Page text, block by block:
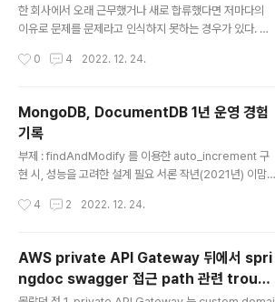
률이 매우 높으며, 아래와 같이 해결할 수 있다. 1. 주기적으
로 docker prune 을 한다. - EC2 를 launch 하는 데 사
한 회사에서 오래 근무했거나 새로 합류했다면 저마다의
이유로 문제를 문제라고 인식하지 못하는 경우가 있다. 최
래 걸리던 프로젝트가 있었는데, 최근에 원인을 파악하고
쓰도록 하기 - buildspec 에서 cache 할 파일들의 path
를 지정하고, CodeBuild project 에서 S3 cache 를 사
용하도록 하면 지정한 bucket&path 에 cache 파일이
생기고, 그 이후 다음 build 를 할 때마다 cache 를 다운
instal..
0 4 2022. 12. 24.
MongoDB, DocumentDB 1년 운영 경험
기록
부제 : findAndModify 를 이용한 auto_increment 구
현 시, 성능을 고려한 설계 필요 서론 작년(2021년) 이맘
메인을 분리하는 프로젝트를 진행했었다. Java 기반의 알
Y 안녕하세요! 리멤버에서 Platform Crew에 속해있는
서버 개발자 신선영입니다. 플랫폼 크루에서는 기존의 Ru
4 2 2022. 12. 24.
AWS private API Gateway 뒤에서 spri
ngdoc swagger 접근 path 관련 troubl